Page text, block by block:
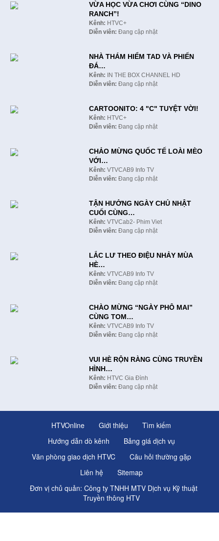
VỪA HỌC VỪA CHƠI CÙNG “DINO
RANCH”!
Kênh: HTVC+
Diễn viên: Đang cập nhật
NHÀ THÁM HIỂM TAD VÀ PHIẾN
ĐÁ…
Kênh: IN THE BOX CHANNEL HD
Diễn viên: Đang cập nhật
CARTOONITO: 4 "C" TUYỆT VỜI!
Kênh: HTVC+
Diễn viên: Đang cập nhật
CHẢO MỪNG QUỐC TẾ LOÀI MÈO
VỚI…
Kênh: VTVCAB9 Info TV
Diễn viên: Đang cập nhật
TẬN HƯỞNG NGÀY CHỦ NHẬT
CUỐI CÙNG…
Kênh: VTVCab2- Phim Viet
Diễn viên: Đang cập nhật
LẮC LƯ THEO ĐIỆU NHẢY MÙA
HÈ…
Kênh: VTVCAB9 Info TV
Diễn viên: Đang cập nhật
CHÀO MỪNG “NGÀY PHÔ MAI”
CÙNG TOM…
Kênh: VTVCAB9 Info TV
Diễn viên: Đang cập nhật
VUI HÈ RỘN RÀNG CÙNG TRUYỀN
HÌNH…
Kênh: HTVC Gia Đình
Diễn viên: Đang cập nhật
HTVOnline Giới thiệu
Tìm kiếm
Hướng dẫn dò kênh
Bảng giá dịch vụ
Văn phòng giao dịch HTVC
Câu hỏi thường gặp
Liên hệ
Sitemap
Đơn vị chủ quản: Công ty TNHH MTV Dịch vụ Kỹ thuật
Truyền thông HTV